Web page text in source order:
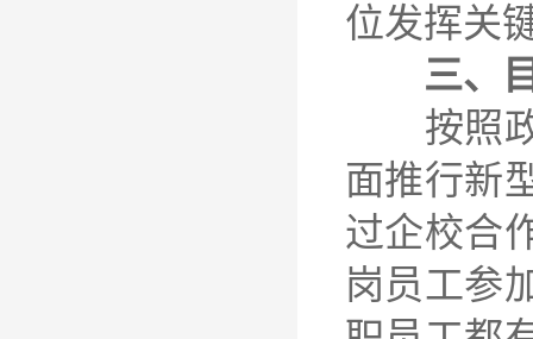
位发挥关
三、
按照政
面推行新
过企校合
岗员工参